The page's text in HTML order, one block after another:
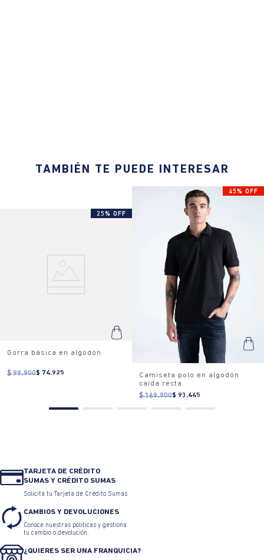
TAMBIÉN TE PUEDE INTERESAR
25% OFF
Gorra básica en algodón
$ 99.900$ 74.925
45% OFF
Camiseta polo en algodón
caída recta
$ 169.900$ 93.445
TARJETA DE CRÉDITO
SUMAS Y CRÉDITO SUMAS
Solicita tu Tarjeta de Crédito Sumas
CAMBIOS Y DEVOLUCIONES
Conoce nuestras políticas y gestiona
tu cambio o devolución.
¿QUIERES SER UNA FRANQUICIA?